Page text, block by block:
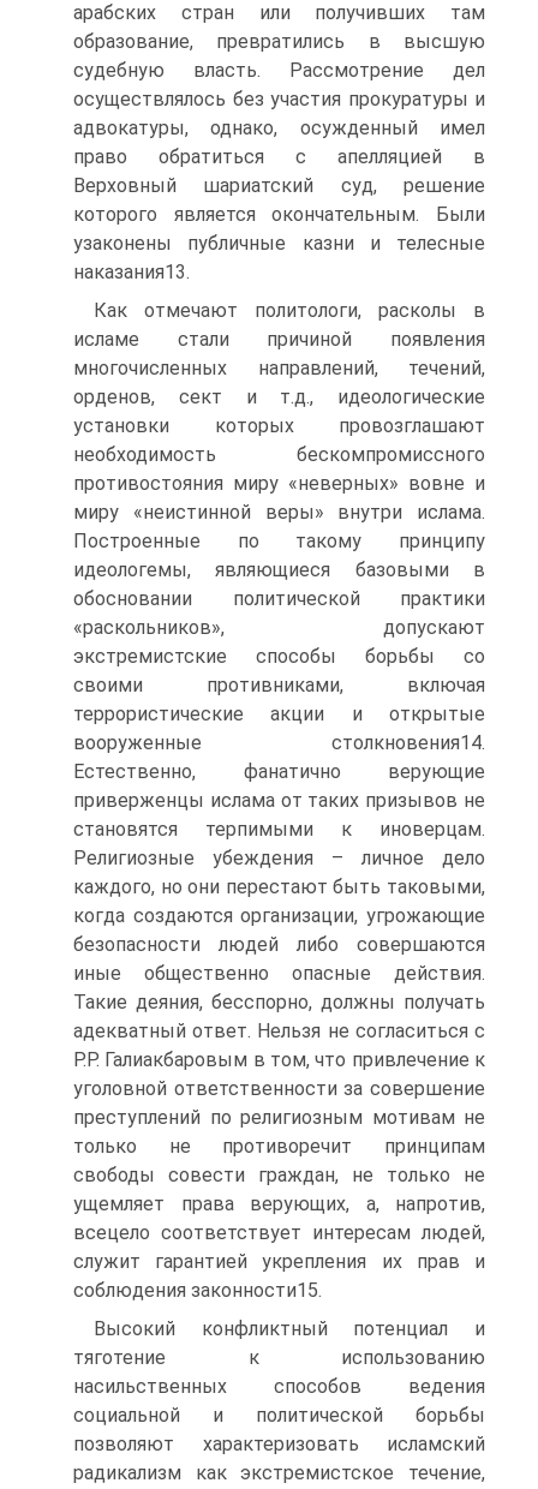
арабских стран или получивших там
образование, превратились в высшую
судебную власть. Рассмотрение дел
осуществлялось без участия прокуратуры и
адвокатуры, однако, осужденный имел
право обратиться с апелляцией в
Верховный шариатский суд, решение
которого является окончательным. Были
узаконены публичные казни и телесные
наказания13.
Как отмечают политологи, расколы в
исламе стали причиной появления
многочисленных направлений, течений,
орденов, сект и т.д., идеологические
установки которых провозглашают
необходимость бескомпромиссного
противостояния миру «неверных» вовне и
миру «неистинной веры» внутри ислама.
Построенные по такому принципу
идеологемы, являющиеся базовыми в
обосновании политической практики
«раскольников», допускают
экстремистские способы борьбы со
своими противниками, включая
террористические акции и открытые
вооруженные столкновения14.
Естественно, фанатично верующие
приверженцы ислама от таких призывов не
становятся терпимыми к иноверцам.
Религиозные убеждения – личное дело
каждого, но они перестают быть таковыми,
когда создаются организации, угрожающие
безопасности людей либо совершаются
иные общественно опасные действия.
Такие деяния, бесспорно, должны получать
адекватный ответ. Нельзя не согласиться с
Р.Р. Галиакбаровым в том, что привлечение к
уголовной ответственности за совершение
преступлений по религиозным мотивам не
только не противоречит принципам
свободы совести граждан, не только не
ущемляет права верующих, а, напротив,
всецело соответствует интересам людей,
служит гарантией укрепления их прав и
соблюдения законности15.
Высокий конфликтный потенциал и
тяготение к использованию
насильственных способов ведения
социальной и политической борьбы
позволяют характеризовать исламский
радикализм как экстремистское течение,